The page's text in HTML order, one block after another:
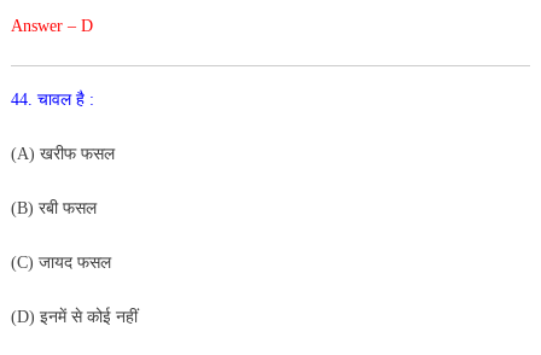
Answer – D
44. चावल है :
(A) खरीफ फसल
(B) रबी फसल
(C) जायद फसल
(D) इनमें से कोई नहीं